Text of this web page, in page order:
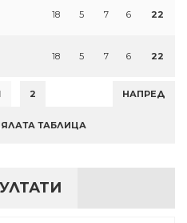
18 5 7 6 22
18 5 7 6 22
2 НАПРЕД
ТАБЛИЦА